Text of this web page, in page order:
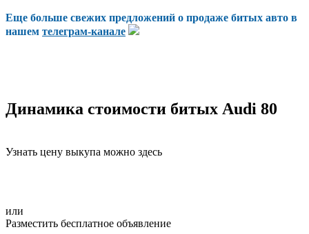
Еще больше свежих предложений о продаже битых авто в
нашем телеграм-канале
Динамика стоимости битых Audi 80
Узнать цену выкупа можно здесь
или
Разместить бесплатное объявление